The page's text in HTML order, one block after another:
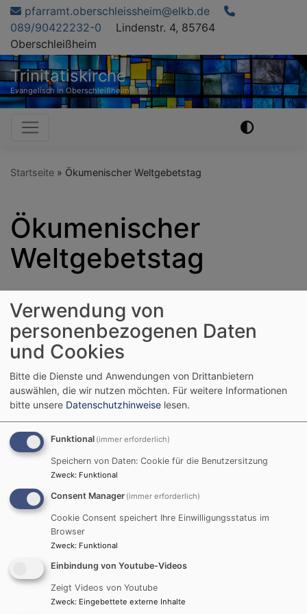
Direkt
zum
Inhalt
pfarramt.oberschleissheim@elkb.de
089/90422232-0
Lindenstr. 4, 85764
Oberschleißheim
Trinitatiskirche
Evangelisch in Oberschleißheim
Hauptnavigation
Startseite Ökumenischer Weltgebetstag
Ökumenischer
Weltgebetstag
Der Weltgebetstag 2025
wird amFreitag, 7. März
2025, um 18 Uhr mit
Gottesdienst in der
evangelischen
Trinitatiskirche
Oberschleißheim
gefeiert.
Immer am ersten Freitag
Gebet über 24 Stunden
lang um den Erdball und verbindet Menschen in mehr
als 150 Ländern der Welt miteinander. Verantwortlich
für die Gottesdienstordnung sind in diesem Jahr
christliche Frauen von denCook-Inseln
Inselkette im Südpazifik. Das aktuelle Titelbild trägt
den Titel „Wonderfully Made“, also „Wunderbar
Verwendung von
personenbezogenen Daten
und Cookies
Bitte die Dienste und Anwendungen von Drittanbietern
auswählen, die wir nutzen möchten. Für weitere Informationen
bitte unsere Datenschutzhinweise lesen.
Funktional (immer erforderlich)
Speichern von Daten: Cookie für die Benutzersitzung
Zweck: Funktional
Consent Manager (immer erforderlich)
Cookie Consent speichert Ihre Einwilligungsstatus im
Browser
Zweck: Funktional
Einbindung von Youtube-Videos
Zeigt Videos von Youtube
Zweck: Eingebettete externe Inhalte